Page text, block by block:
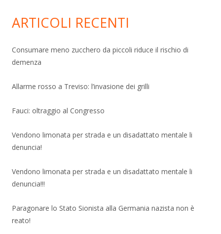
ARTICOLI RECENTI
Consumare meno zucchero da piccoli riduce il rischio di
demenza
Allarme rosso a Treviso: l’invasione dei grilli
Fauci: oltraggio al Congresso
Vendono limonata per strada e un disadattato mentale li
denuncia!
Vendono limonata per strada e un disadattato mentale li
denuncia!!!
Paragonare lo Stato Sionista alla Germania nazista non è
reato!